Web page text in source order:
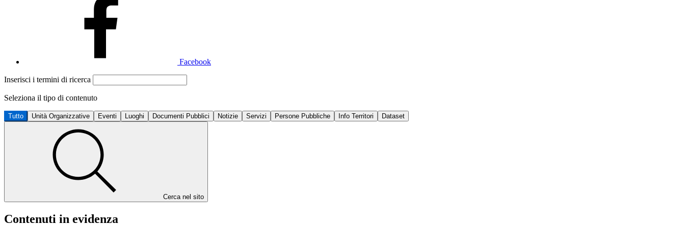
Facebook
Inserisci i termini di ricerca
Seleziona il tipo di contenuto
Tutto Unità Organizzative Eventi Luoghi Documenti Pubblici Notizie Servizi Persone Pubbliche Info Territori Dataset
Cerca nel sito
Contenuti in evidenza